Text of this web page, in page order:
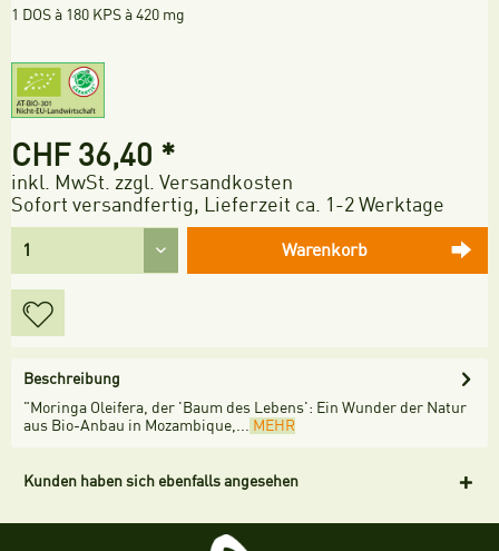
1 DOS à 180 KPS à 420 mg
CHF 36,40 *
inkl. MwSt. zzgl. Versandkosten
Sofort versandfertig, Lieferzeit ca. 1-2 Werktage
Warenkorb
Beschreibung
"Moringa Oleifera, der 'Baum des Lebens': Ein Wunder der Natur
aus Bio-Anbau in Mozambique,... MEHR
Kunden haben sich ebenfalls angesehen